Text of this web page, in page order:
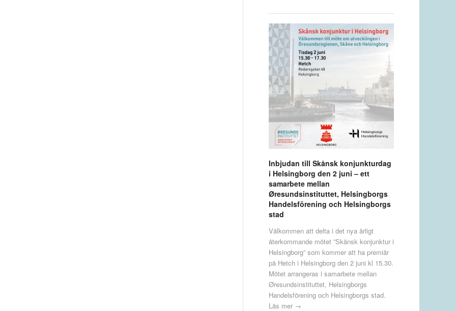
Inbjudan till Skånsk konjunkturdag
i Helsingborg den 2 juni – ett
samarbete mellan
Øresundsinstituttet, Helsingborgs
Handelsförening och Helsingborgs
stad
Välkommen att delta i det nya årligt
återkommande mötet ”Skånsk konjunktur i
Helsingborg” som kommer att ha premiär
på Hetch i Helsingborg den 2 juni kl 15.30.
Mötet arrangeras i samarbete mellan
Øresundsinstituttet, Helsingborgs
Handelsförening och Helsingborgs stad.
Läs mer →